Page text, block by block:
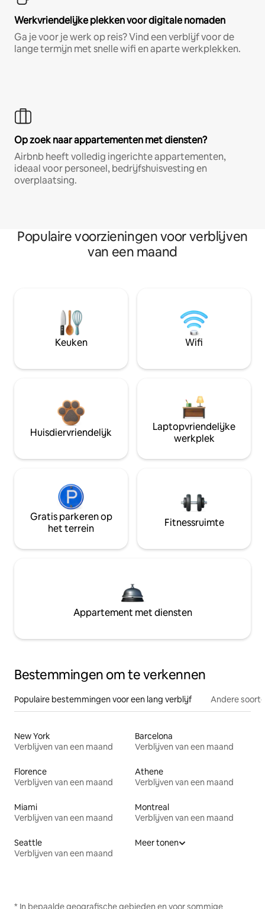
Werkvriendelijke plekken voor digitale nomaden
Ga je voor je werk op reis? Vind een verblijf voor de
lange termijn met snelle wifi en aparte werkplekken.
Op zoek naar appartementen met diensten?
Airbnb heeft volledig ingerichte appartementen,
ideaal voor personeel, bedrijfshuisvesting en
overplaatsing.
Populaire voorzieningen voor verblijven
van een maand
Keuken Wifi
Huisdiervriendelijk
Laptopvriendelijke
werkplek
Gratis parkeren op
het terrein
Fitnessruimte
Appartement met diensten
Bestemmingen om te verkennen
Populaire bestemmingen voor een lang verblijf Andere
New York
Verblijven van een maand
Barcelona
Verblijven van een maand
Florence
Verblijven van een maand
Athene
Verblijven van een maand
Miami
Verblijven van een maand
Montreal
Verblijven van een maand
Seattle
Verblijven van een maand
Meer tonen
* In bepaalde geografische gebieden en voor sommige